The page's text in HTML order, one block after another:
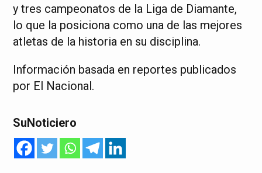
y tres campeonatos de la Liga de Diamante,
lo que la posiciona como una de las mejores
atletas de la historia en su disciplina.
Información basada en reportes publicados
por El Nacional.
SuNoticiero